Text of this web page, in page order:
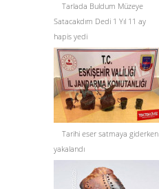
Tarlada Buldum Müzeye
Satacakdım Dedi 1 Yıl 11 ay
hapis yedi
Tarihi eser satmaya giderken
yakalandı